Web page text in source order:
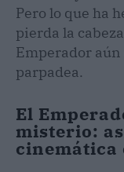
Pero lo que ha
pierda la
Emperador
parpadea.
El
misterio: